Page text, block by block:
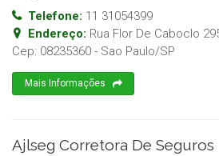
Telefone: 11 31054399
Endereço: Rua Flor De Caboclo
Cep: 08235360 - Sao Paulo/SP
Mais Informações
Ajlseg Corretora De Seguros